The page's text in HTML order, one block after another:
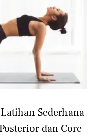
Sederhana
dan Core